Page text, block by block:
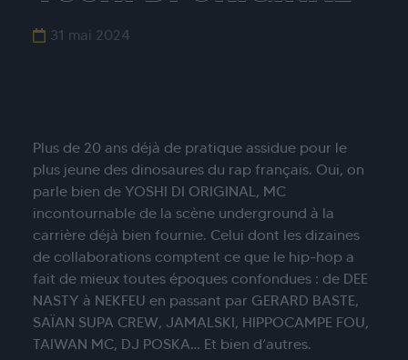
31 mai 2024
Plus de 20 ans déjà de pratique assidue pour le
plus jeune des dinosaures du rap français. Oui, on
parle bien de YOSHI DI ORIGINAL, MC
incontournable de la scène underground à la
carrière déjà bien fournie. Celui dont les dizaines
de collaborations comptent ce que le hip-hop a
fait de mieux toutes époques confondues : de DEE
NASTY à NEKFEU en passant par GERARD BASTE,
SAÏAN SUPA CREW, JAMALSKI, HIPPOCAMPE FOU,
TAIWAN MC, DJ POSKA… Et bien d’autres.